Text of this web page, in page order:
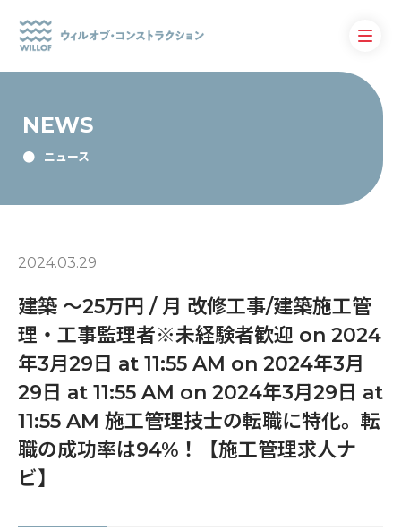
NEWS
ニュース
2024.03.29
建築 〜25万円 / 月 改修工事/建築施工管
理・工事監理者※未経験者歓迎 on 2024
年3月29日 at 11:55 AM on 2024年3月
29日 at 11:55 AM on 2024年3月29日 at
11:55 AM 施工管理技士の転職に特化。転
職の成功率は94%！【施工管理求人ナ
ビ】